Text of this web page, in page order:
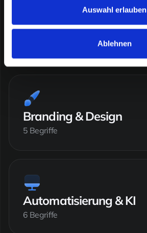
Auswahl erlauben
Ablehnen
Content Marketing
Branding & Design
5 Begriffe
Automatisierung & KI
6 Begriffe